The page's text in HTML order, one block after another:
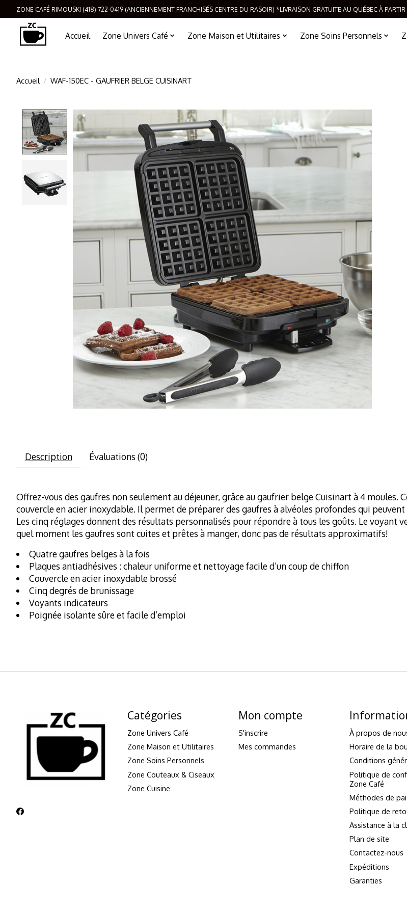
ZONE CAFÉ RIMOUSKI (418) 722-0419 (ANCIENNEMENT FRANCHISÉS CENTRE DU RASOIR) *LIVRAISON GRATUITE AU QUÉBEC À
Accueil Zone Univers Café Zone Maison et Utilitaires Zone Soins Personnels
Accueil / WAF-150EC - GAUFRIER BELGE CUISINART
Product image slideshow Items
Description Évaluations (0)
Offrez-vous des gaufres non seulement au déjeuner, grâce au gaufrier belge Cuisinart à 4
couvercle en acier inoxydable. Il permet de préparer des gaufres à alvéoles profondes qui
Les cinq réglages donnent des résultats personnalisés pour répondre à tous les goûts. Le
quel moment les gaufres sont cuites et prêtes à manger, donc pas de résultats approximatifs!
Quatre gaufres belges à la fois
Plaques antiadhésives : chaleur uniforme et nettoyage facile d’un coup de chiffon
Couvercle en acier inoxydable brossé
Cinq degrés de brunissage
Voyants indicateurs
Poignée isolante sûre et facile d’emploi
Catégories
Zone Univers Café
Zone Maison et Utilitaires
Zone Soins Personnels
Zone Couteaux & Ciseaux
Zone Cuisine
Mon compte
S'inscrire
Mes commandes
À propos de
Horaire de la
Conditions
Politique de
Zone Café
Méthodes de
Politique de
Assistance à la
Plan de site
Contactez-nous
Expéditions
Garanties